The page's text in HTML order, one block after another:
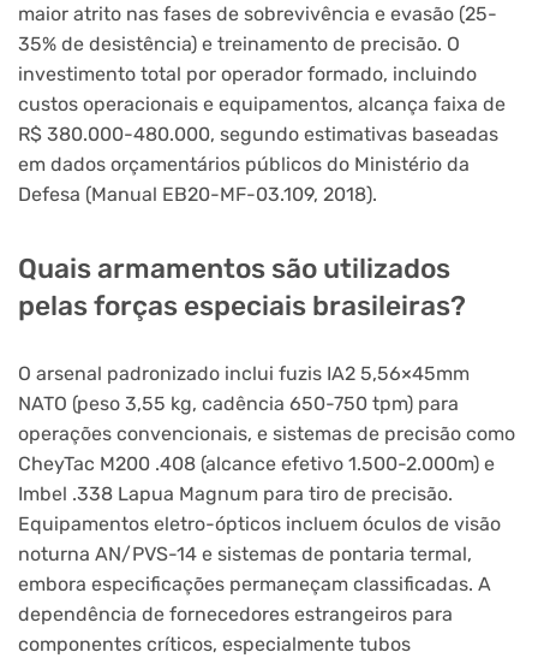
maior atrito nas fases de sobrevivência e evasão (25-
35% de desistência) e treinamento de precisão. O
investimento total por operador formado, incluindo
custos operacionais e equipamentos, alcança faixa de
R$ 380.000-480.000, segundo estimativas baseadas
em dados orçamentários públicos do Ministério da
Defesa (Manual EB20-MF-03.109, 2018).
Quais armamentos são utilizados
pelas forças especiais brasileiras?
O arsenal padronizado inclui fuzis IA2 5,56×45mm
NATO (peso 3,55 kg, cadência 650-750 tpm) para
operações convencionais, e sistemas de precisão como
CheyTac M200 .408 (alcance efetivo 1.500-2.000m) e
Imbel .338 Lapua Magnum para tiro de precisão.
Equipamentos eletro-ópticos incluem óculos de visão
noturna AN/PVS-14 e sistemas de pontaria termal,
embora especificações permaneçam classificadas. A
dependência de fornecedores estrangeiros para
componentes críticos, especialmente tubos